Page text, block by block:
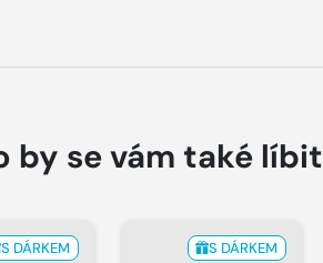
by se vám také líbit
S DÁRKEM S DÁRKEM